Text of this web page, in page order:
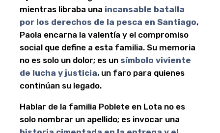
mientras libraba una incansable batalla
por los derechos de la pesca en Santiago,
Paola encarna la valentía y el compromiso
social que define a esta familia. Su memoria
no es solo un dolor; es un símbolo viviente
de lucha y justicia, un faro para quienes
continúan su legado.
Hablar de la familia Poblete en Lota no es
solo nombrar un apellido; es invocar una